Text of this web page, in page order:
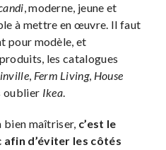
, moderne, jeune et
à mettre en œuvre. Il faut
pour modèle, et
les catalogues
, Ferm Living, House
oublier Ikea.
bien maîtriser, c’est le
afin d’éviter les côtés